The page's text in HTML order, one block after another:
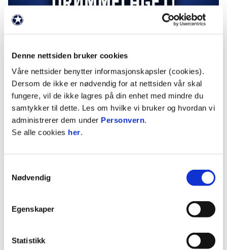
Denne nettsiden bruker cookies
Våre nettsider benytter informasjonskapsler (cookies).
Dersom de ikke er nødvendig for at nettsiden vår skal
fungere, vil de ikke lagres på din enhet med mindre du
samtykker til dette. Les om hvilke vi bruker og hvordan vi
administrerer dem under Personvern.
Se alle cookies her.
Nødvendig
Egenskaper
Statistikk